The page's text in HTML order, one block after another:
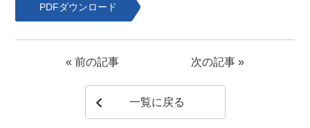
PDFダウンロード
« 前の記事 次の記事 »
一覧に戻る